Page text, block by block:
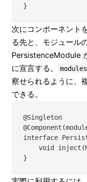
}
次にコンポーネント
る先と、モジュール
PersistenceModule
に宣言する。
modules
察せられるように、
できる。
@Singleton
interface
void
}